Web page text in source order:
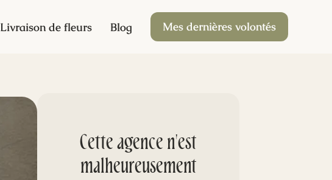
Livraison de fleurs Blog Mes dernières volontés
Cette agence n'est
malheureusement